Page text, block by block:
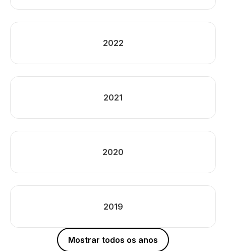
2022
2021
2020
2019
Mostrar todos os anos